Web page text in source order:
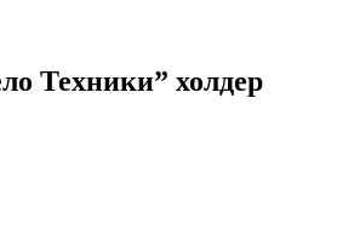
Техники” холдер